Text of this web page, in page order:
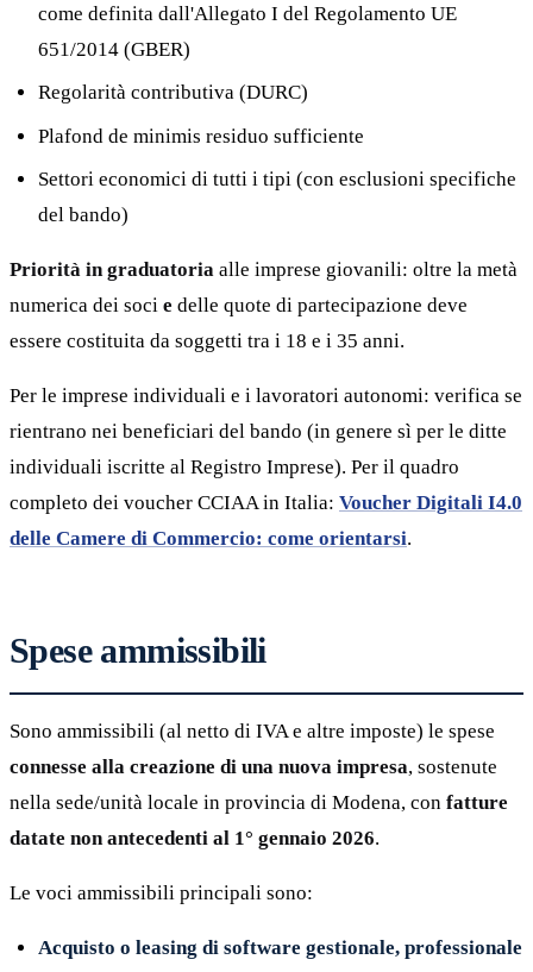
come definita dall'Allegato I del Regolamento UE
651/2014 (GBER)
Regolarità contributiva (DURC)
Plafond de minimis residuo sufficiente
Settori economici di tutti i tipi (con esclusioni specifiche
del bando)
Priorità in graduatoria alle imprese giovanili: oltre la metà
numerica dei soci e delle quote di partecipazione deve
essere costituita da soggetti tra i 18 e i 35 anni.
Per le imprese individuali e i lavoratori autonomi: verifica se
rientrano nei beneficiari del bando (in genere sì per le ditte
individuali iscritte al Registro Imprese). Per il quadro
completo dei voucher CCIAA in Italia: Voucher Digitali I4.0
delle Camere di Commercio: come orientarsi.
Spese ammissibili
Sono ammissibili (al netto di IVA e altre imposte) le spese
connesse alla creazione di una nuova impresa, sostenute
nella sede/unità locale in provincia di Modena, con fatture
datate non antecedenti al 1° gennaio 2026.
Le voci ammissibili principali sono:
Acquisto o leasing di software gestionale, professionale